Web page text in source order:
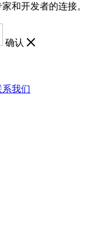
和开发者的连接。
确认
系我们